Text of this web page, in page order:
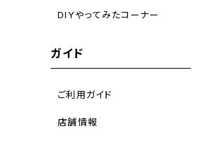
DIYやってみたコーナー
ガイド
ご利用ガイド
店舗情報